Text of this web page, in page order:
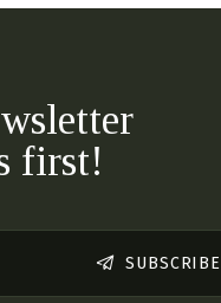
first!
SUBSCRIBE